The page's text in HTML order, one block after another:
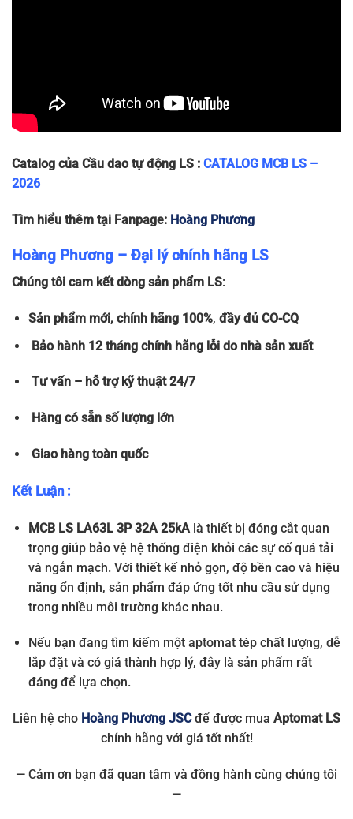
Catalog của Cầu dao tự động LS : CATALOG MCB LS –
2026
Tìm hiểu thêm tại Fanpage: Hoàng Phương
Hoàng Phương – Đại lý chính hãng LS
Chúng tôi cam kết dòng sản phẩm LS:
Sản phẩm mới, chính hãng 100%, đầy đủ CO-CQ
Bảo hành 12 tháng chính hãng lỗi do nhà sản xuất
Tư vấn – hỗ trợ kỹ thuật 24/7
Hàng có sẵn số lượng lớn
Giao hàng toàn quốc
Kết Luận :
MCB LS LA63L 3P 32A 25kAlà thiết bị đóng cắt quan
trọng giúp bảo vệ hệ thống điện khỏi các sự cố quá tải
và ngắn mạch. Với thiết kế nhỏ gọn, độ bền cao và hiệu
năng ổn định, sản phẩm đáp ứng tốt nhu cầu sử dụng
trong nhiều môi trường khác nhau.
Nếu bạn đang tìm kiếm một aptomat tép chất lượng, dễ
lắp đặt và có giá thành hợp lý, đây là sản phẩm rất
đáng để lựa chọn.
Liên hệ cho Hoàng Phương JSCđể được mua Aptomat LS
chính hãng với giá tốt nhất!
— Cảm ơn bạn đã quan tâm và đồng hành cùng chúng tôi
—